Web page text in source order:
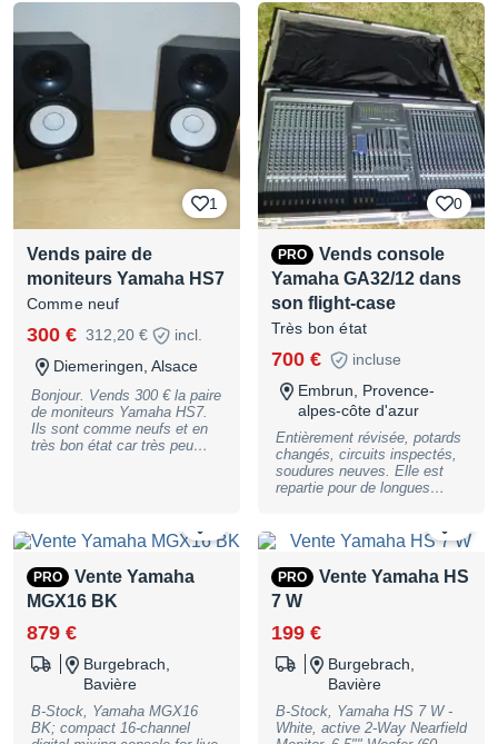
allumée pour voir si tout était
OK Ce n’est pas une
première main, mais elle
fonctionne parfaitement et
elle est en très bon état
(merci au premier propriétaire
pour l’entretient) Vendu avec
le câble d’alimentation et le
manuel d’origine, je n’ai
cependant plus la boîte. Je
privilégie la remise en mains
propres sur le secteur de
Rennes et de Caen, mais je
peux également faire une
livraison, envoi soigné et
moyennant les frais de ports
ainsi que l’assurance. Prix
négociable, offres sérieuses
uniquement. Vous achetez
ce que vous voyez.
1
Vends paire de
moniteurs Yamaha HS7
Comme neuf
300 € 312,20 €
incl.
Diemeringen, Alsace
Bonjour. Vends 300 € la paire
de moniteurs Yamaha HS7.
Ils sont comme neufs et en
très bon état car très peu
0
PRO
Vends console
Yamaha GA32/12 dans
son flight-case
Très bon état
700 €
incluse
Embrun, Provence-
alpes-côte d'azur
Entièrement révisée, potards
changés, circuits inspectés,
soudures neuves. Elle est
repartie pour de longues
un âne mort mais increvable
analogique. Manuel :
https://data.yamaha.com/file
s/download/other_assets/8/3
: scène (attention, c'est lourd
!) ou studio / home-studio A
venir chercher à notre local
d'Embrun, pas d'envoi
possible. Vous pourrez la
tester sur place. Café servi
:o)
PRO
Vente Yamaha
MGX16 BK
879 €
Burgebrach,
Bavière
B-Stock, Yamaha MGX16
BK; compact 16-channel
PRO
Vente Yamaha HS
7 W
199 €
Burgebrach,
Bavière
B-Stock, Yamaha HS 7 W -
White, active 2-Way Nearfield